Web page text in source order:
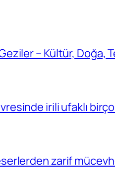
– Kültür, Doğa,
irili ufaklı
zarif